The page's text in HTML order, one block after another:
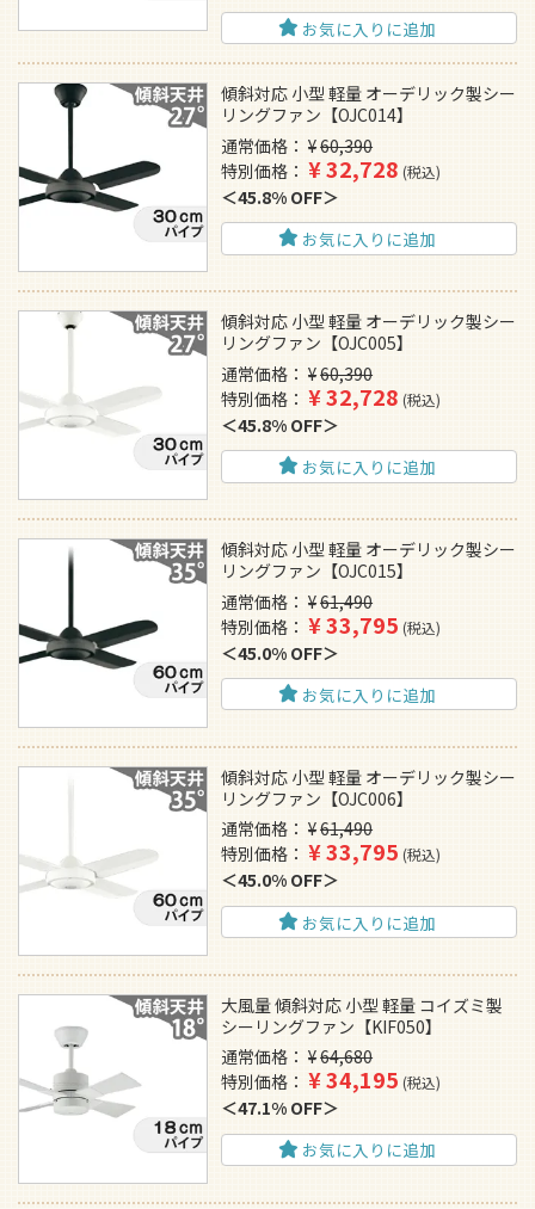
お気に入りに追加
傾斜対応 小型 軽量 オーデリック製シー
リングファン【OJC014】
通常価格
¥60,390
特別価格
¥32,728 税込
45.8% OFF
お気に入りに追加
傾斜対応 小型 軽量 オーデリック製シー
リングファン【OJC005】
通常価格
¥60,390
特別価格
¥32,728 税込
45.8% OFF
お気に入りに追加
傾斜対応 小型 軽量 オーデリック製シー
リングファン【OJC015】
通常価格
¥61,490
特別価格
¥33,795 税込
45.0% OFF
お気に入りに追加
傾斜対応 小型 軽量 オーデリック製シー
リングファン【OJC006】
通常価格
¥61,490
特別価格
¥33,795 税込
45.0% OFF
お気に入りに追加
大風量 傾斜対応 小型 軽量 コイズミ製
シーリングファン【KIF050】
通常価格
¥64,680
特別価格
¥34,195 税込
47.1% OFF
お気に入りに追加